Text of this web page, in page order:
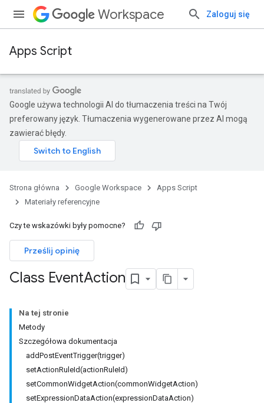
Workspace Zaloguj się
Apps Script
Google używa technologii AI do tłumaczenia treści na Twój
preferowany język. Tłumaczenia wygenerowane przez AI mogą
zawierać błędy.
Strona główna Google Workspace
Apps Script
Materiały referencyjne
Czy te wskazówki były pomocne?
Prześlij opinię
Class EventAction
Na tej stronie
Metody
Szczegółowa dokumentacja
addPostEventTrigger(trigger)
setActionRuleId(actionRuleId)
setCommonWidgetAction(commonWidgetAction)
setExpressionDataAction(expressionDataAction)